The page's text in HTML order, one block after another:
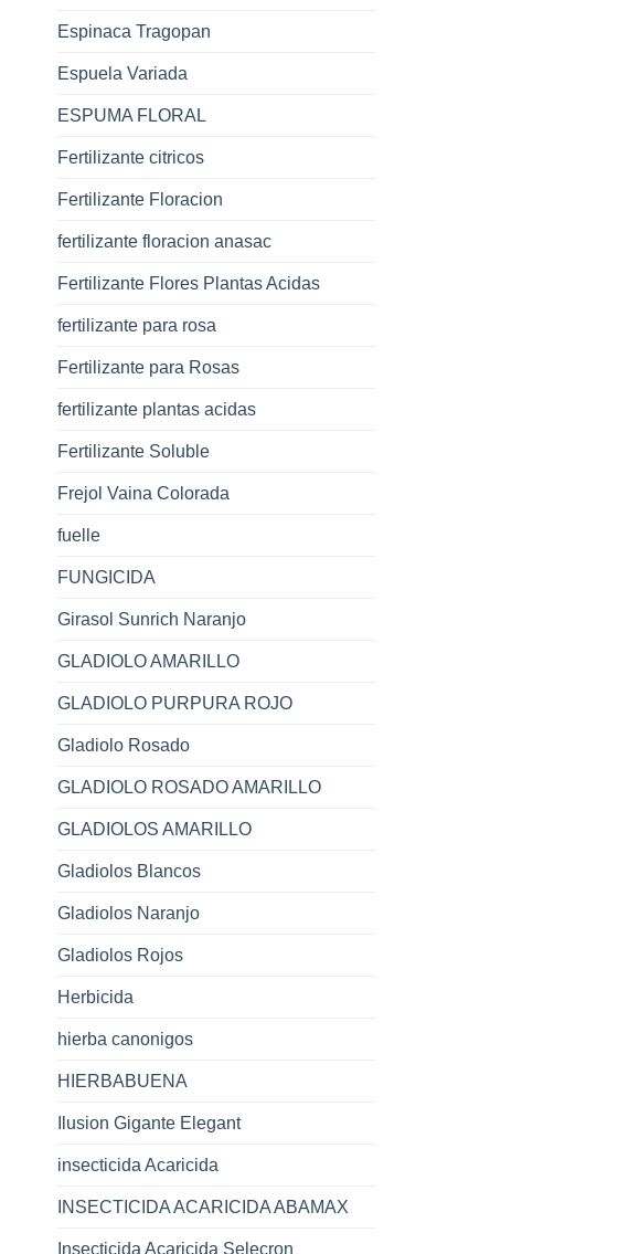
Espinaca Tragopan
Espuela Variada
ESPUMA FLORAL
Fertilizante citricos
Fertilizante Floracion
fertilizante floracion anasac
Fertilizante Flores Plantas Acidas
fertilizante para rosa
Fertilizante para Rosas
fertilizante plantas acidas
Fertilizante Soluble
Frejol Vaina Colorada
fuelle
FUNGICIDA
Girasol Sunrich Naranjo
GLADIOLO AMARILLO
GLADIOLO PURPURA ROJO
Gladiolo Rosado
GLADIOLO ROSADO AMARILLO
GLADIOLOS AMARILLO
Gladiolos Blancos
Gladiolos Naranjo
Gladiolos Rojos
Herbicida
hierba canonigos
HIERBABUENA
Ilusion Gigante Elegant
insecticida Acaricida
INSECTICIDA ACARICIDA ABAMAX
Insecticida Acaricida Selecron